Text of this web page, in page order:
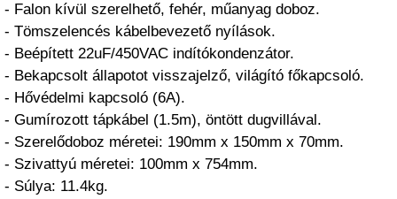
- Falon kívül szerelhető, fehér, műanyag doboz.
- Tömszelencés kábelbevezető nyílások.
- Beépített 22uF/450VAC indítókondenzátor.
- Bekapcsolt állapotot visszajelző, világító főkapcsoló.
- Hővédelmi kapcsoló (6A).
- Gumírozott tápkábel (1.5m), öntött dugvillával.
- Szerelődoboz méretei: 190mm x 150mm x 70mm.
- Szivattyú méretei: 100mm x 754mm.
- Súlya: 11.4kg.